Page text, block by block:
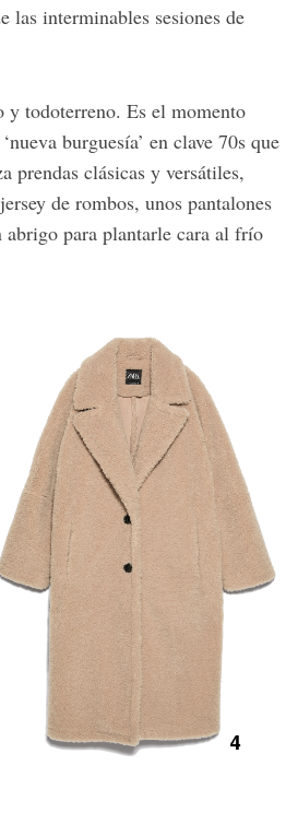
interminables sesiones de
y todoterreno. Es el momento
burguesía’ en clave 70s que
prendas clásicas y versátiles,
de rombos, unos pantalones
abrigo para plantarle cara al frío